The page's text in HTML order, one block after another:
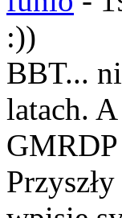
:))
BBT...
latach.